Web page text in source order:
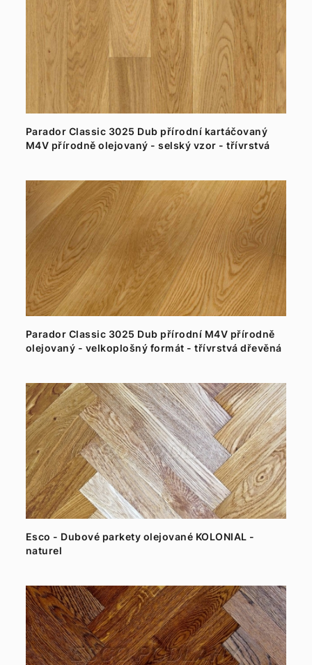
Parador Classic 3025 Dub přírodní kartáčovaný
M4V přírodně olejovaný - selský vzor - třívrstvá
Parador Classic 3025 Dub přírodní M4V přírodně
olejovaný - velkoplošný formát - třívrstvá dřevěná
Esco - Dubové parkety olejované KOLONIAL -
naturel